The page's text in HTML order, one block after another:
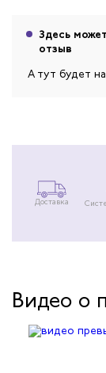
Здесь
отзыв
А тут будет
Доставка
Видео о